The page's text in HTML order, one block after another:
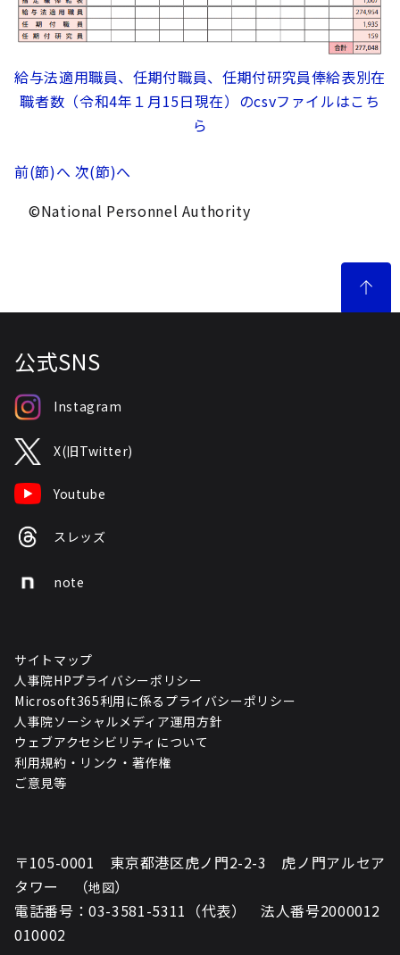
給与法適用職員、任期付職員、任期付研究員俸給表別在
職者数（令和4年１月15日現在）のcsvファイルはこち
ら
前(節)へ 次(節)へ
©National Personnel Authority
公式SNS
Instagram
X(旧Twitter)
Youtube
スレッズ
note
サイトマップ
人事院HPプライバシーポリシー
Microsoft365利用に係るプライバシーポリシー
人事院ソーシャルメディア運用方針
ウェブアクセシビリティについて
利用規約・リンク・著作権
ご意見等
〒105-0001 東京都港区虎ノ門2-2-3 虎ノ門アルセア
タワー （地図）
電話番号：03-3581-5311（代表） 法人番号2000012
010002